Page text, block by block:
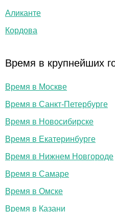
Аликанте
Кордова
Время в крупнейших
Время в Москве
Время в Санкт-Петербурге
Время в Новосибирске
Время в Екатеринбурге
Время в Нижнем Новгороде
Время в Самаре
Время в Омске
Время в Казани